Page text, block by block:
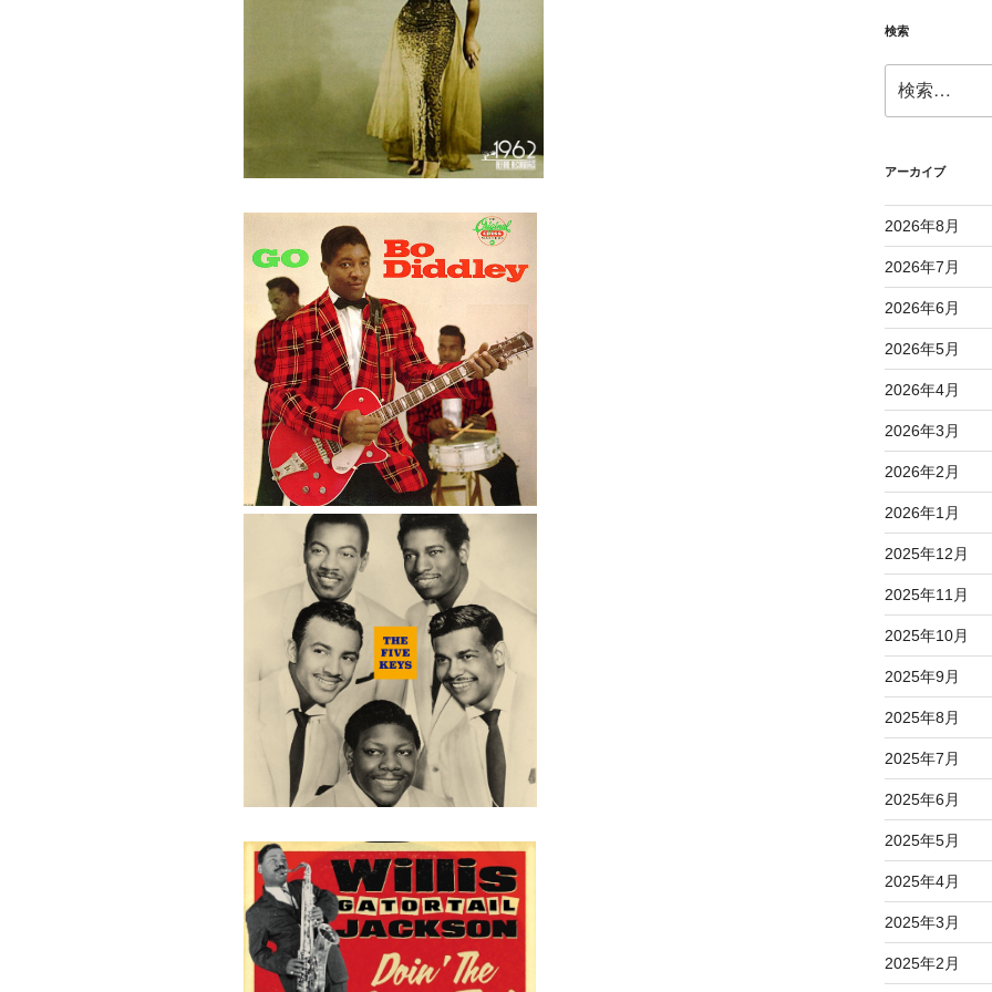
検索
索:
アーカイブ
2026年8月
2026年7月
2026年6月
2026年5月
2026年4月
2026年3月
2026年2月
2026年1月
2025年12月
2025年11月
2025年10月
2025年9月
2025年8月
2025年7月
2025年6月
2025年5月
2025年4月
2025年3月
2025年2月